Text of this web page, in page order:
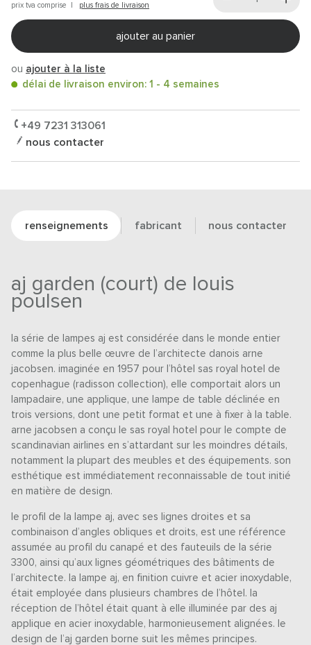
prix tva comprise | plus frais de livraison
ajouter au panier
ou ajouter à la liste
délai de livraison environ: 1 - 4 semaines
+49 7231 313061
nous contacter
renseignements fabricant nous contacter
aj garden (court) de louis
poulsen
la série de lampes aj est considérée dans le monde entier
comme la plus belle œuvre de l’architecte danois arne
jacobsen. imaginée en 1957 pour l’hôtel sas royal hotel de
copenhague (radisson collection), elle comportait alors un
lampadaire, une applique, une lampe de table déclinée en
trois versions, dont une petit format et une à fixer à la table.
arne jacobsen a conçu le sas royal hotel pour le compte de
scandinavian airlines en s’attardant sur les moindres détails,
notamment la plupart des meubles et des équipements. son
esthétique est immédiatement reconnaissable de tout initié
en matière de design.
le profil de la lampe aj, avec ses lignes droites et sa
combinaison d’angles obliques et droits, est une référence
assumée au profil du canapé et des fauteuils de la série
3300, ainsi qu’aux lignes géométriques des bâtiments de
l’architecte. la lampe aj, en finition cuivre et acier inoxydable,
était employée dans plusieurs chambres de l’hôtel. la
réception de l’hôtel était quant à elle illuminée par des aj
applique en acier inoxydable, harmonieusement alignées. le
design de l’aj garden borne suit les mêmes principes.